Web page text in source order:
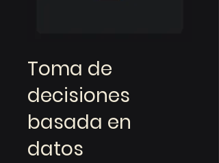
Toma de
decisiones
basada en
datos